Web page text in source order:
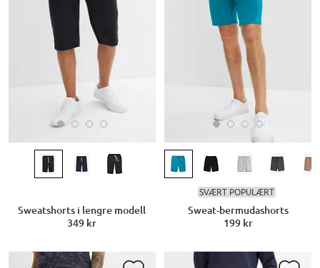
Sweatshorts i lengre modell
349 kr
SVÆRT POPULÆRT
Sweat-bermudashorts
199 kr